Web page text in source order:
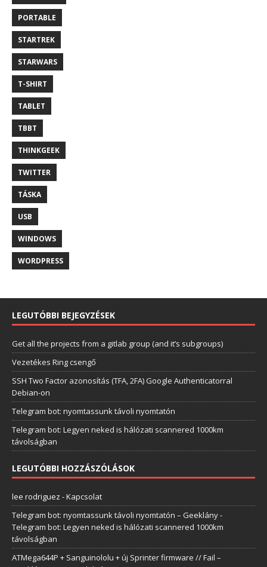
PORTABLE
STARTREK
STARWARS
T-SHIRT
TABLET
TBBT
THINKGEEK
TWITTER
TÁSKA
USB
WINDOWS
WORDPRESS
LEGUTÓBBI BEJEGYZÉSEK
Get all the projects from a gitlab group (and it’s subgroups)
Vezetékes Ring csengő
SSH Two Factor azonosítás (TFA, 2FA) Google Authenticatorral
Debian-on
Telegram bot: nyomtassunk távoli nyomtatón
Telegram bot: Legyen neked is hálózati scannered 1000km
távolságban
LEGUTÓBBI HOZZÁSZÓLÁSOK
lee rodriguez -Kapcsolat
Telegram bot: nyomtassunk távoli nyomtatón – Geeklány-
Telegram bot: Legyen neked is hálózati scannered 1000km
távolságban
ATMega644P + Sanguinololu + új Sprinter firmware // Fail –